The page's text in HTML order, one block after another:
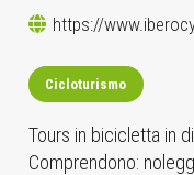
https://
Cicloturismo
Tours in bicicletta in
Comprendono: